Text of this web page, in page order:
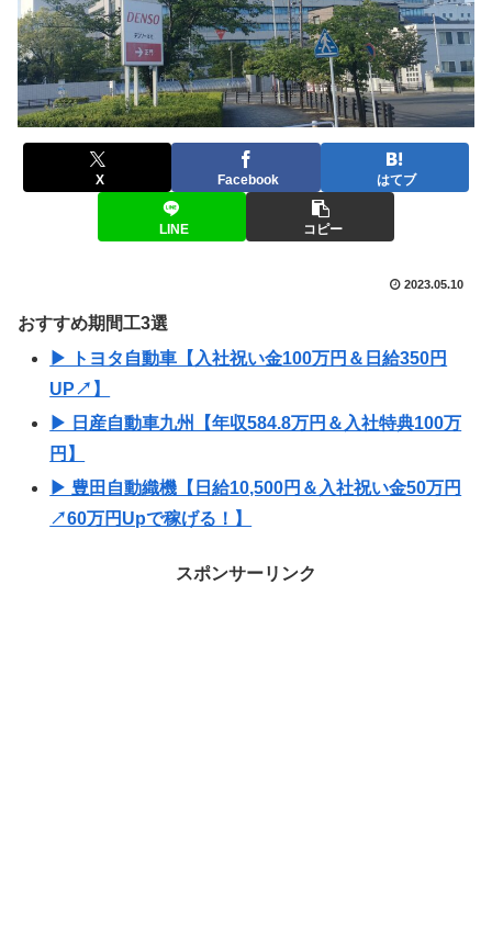
X Facebook はてブ
LINE コピー
2023.05.10
おすすめ期間工3選
▶ トヨタ自動車【入社祝い金100万円＆日給350円
UP↗】
▶ 日産自動車九州【年収584.8万円＆入社特典100万
円】
▶ 豊田自動織機【日給10,500円＆入社祝い金50万円
↗60万円Upで稼げる！】
スポンサーリンク